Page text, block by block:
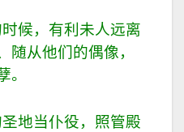
候，有利未人远离
随从他们的偶像，
。
地当仆役，照管殿